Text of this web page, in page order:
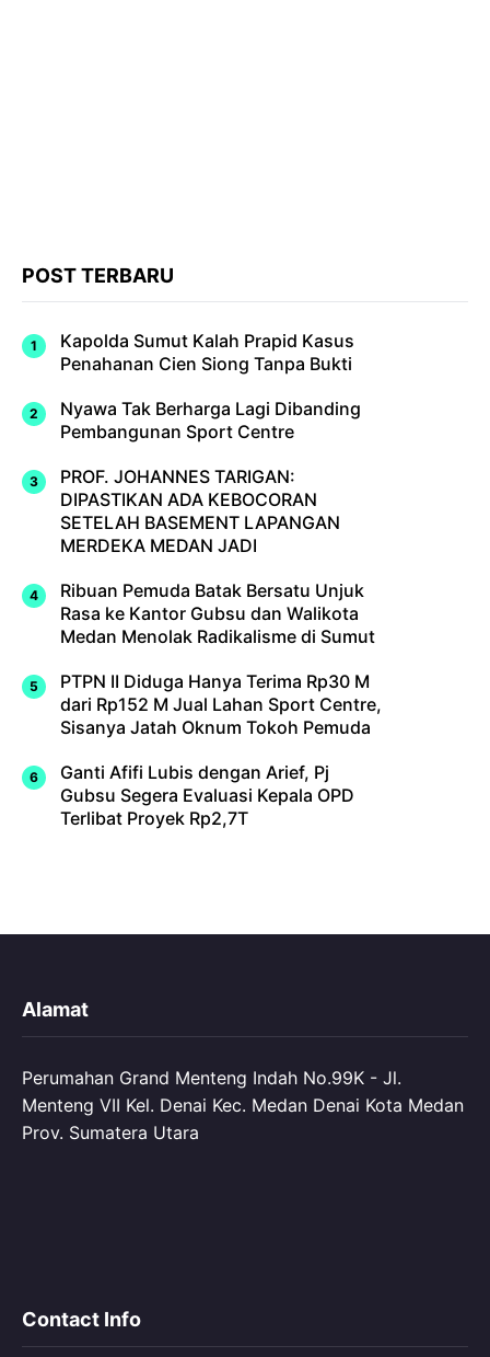
POST TERBARU
Kapolda Sumut Kalah Prapid Kasus
Penahanan Cien Siong Tanpa Bukti
Nyawa Tak Berharga Lagi Dibanding
Pembangunan Sport Centre
PROF. JOHANNES TARIGAN:
DIPASTIKAN ADA KEBOCORAN
SETELAH BASEMENT LAPANGAN
MERDEKA MEDAN JADI
Ribuan Pemuda Batak Bersatu Unjuk
Rasa ke Kantor Gubsu dan Walikota
Medan Menolak Radikalisme di Sumut
PTPN II Diduga Hanya Terima Rp30 M
dari Rp152 M Jual Lahan Sport Centre,
Sisanya Jatah Oknum Tokoh Pemuda
Ganti Afifi Lubis dengan Arief, Pj
Gubsu Segera Evaluasi Kepala OPD
Terlibat Proyek Rp2,7T
Alamat
Perumahan Grand Menteng Indah No.99K - Jl.
Menteng VII Kel. Denai Kec. Medan Denai Kota Medan
Prov. Sumatera Utara
Contact Info